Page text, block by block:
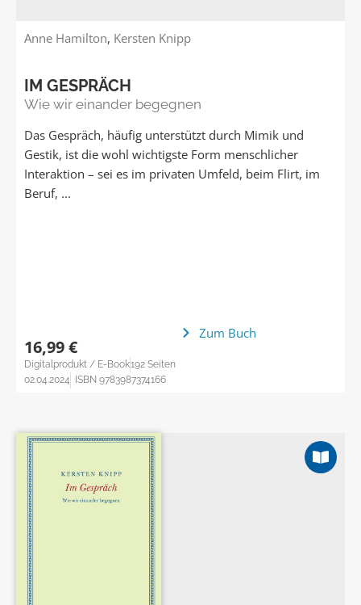
Anne Hamilton, Kersten Knipp
IM GESPRÄCH
Wie wir einander begegnen
Das Gespräch, häufig unterstützt durch Mimik und
Gestik, ist die wohl wichtigste Form menschlicher
Interaktion – sei es im privaten Umfeld, beim Flirt, im
Beruf, ...
16,99 €
Digitalprodukt / E-Book192 Seiten
02.04.2024
ISBN 9783987374166
Zum Buch